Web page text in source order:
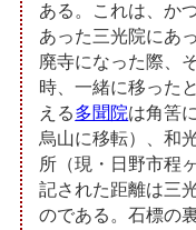
ある。これは、か
あった三光院にあ
廃寺になった際、
時、一緒に移った
える多聞院は角筈
烏山に移転）、和
所（現・日野市程
記された距離は三
のである。石標の